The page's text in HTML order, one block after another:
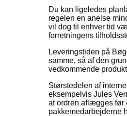
Du kan ligeledes
regelen en anelse
vil dog til enhver tid
forretningens
Leveringstiden på
samme, så af den
vedkommende
Størstedelen af
eksempelvis Jules
at ordren aflægges før
pakkemedarbejderne